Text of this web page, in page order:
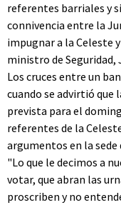
referentes barriales y
connivencia entre la
impugnar a la Celeste
ministro de Seguridad,
Los cruces entre un
cuando se advirtió que
prevista para el
referentes de la
argumentos en la sede
"Lo que le decimos a
votar, que abran las
proscriben y no